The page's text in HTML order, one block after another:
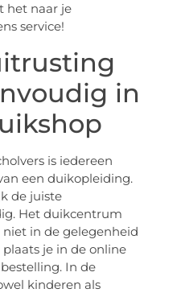
het naar je
service!
in
is iedereen
een duikopleiding.
de juiste
Het duikcentrum
in de gelegenheid
je in de online
In de
kinderen als